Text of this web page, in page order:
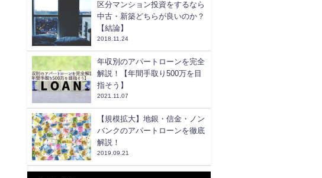
区分マンション投資をするなら
中古・新築どちらが良いのか？
【結論】
2018.11.24
年収別のアパートローンを完全
解説！【年間手取り500万を目
指そう】
2021.11.07
【規模拡大】地銀・信金・ノン
バンクのアパートローンを徹底
解説！
2019.09.21